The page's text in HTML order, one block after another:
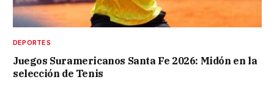
DEPORTES
Juegos Suramericanos Santa Fe 2026: Midón en la
selección de Tenis